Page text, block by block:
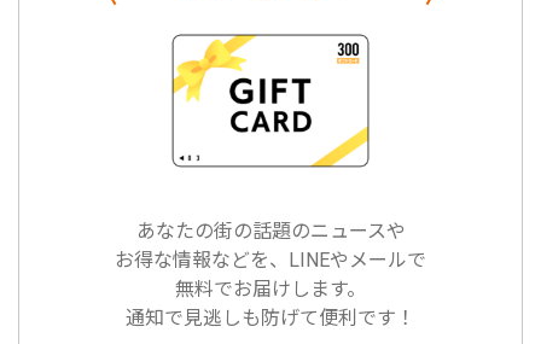
あなたの街の話題のニュースや
お得な情報などを、LINEやメールで
無料でお届けします。
通知で見逃しも防げて便利です！